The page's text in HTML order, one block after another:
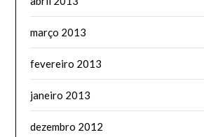
março 2013
fevereiro 2013
janeiro 2013
dezembro 2012